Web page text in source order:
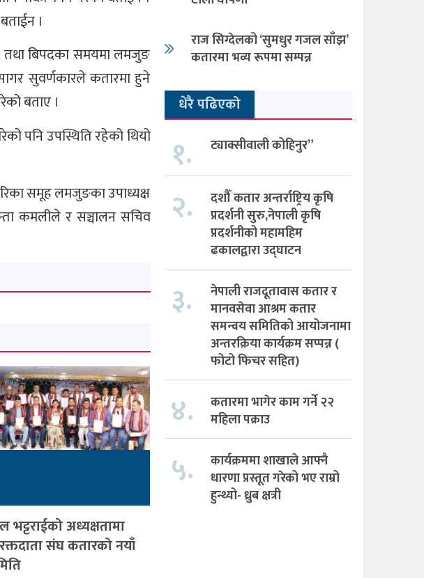
।
तथा बिपदका समयमा लमजुङ
सुवर्णकारले कतारमा हुने
बताए ।
पनि उपस्थिति रहेको थियो
समूह लमजुङका उपाध्यक्ष
कमलीले र सञ्चालन सचिव
भट्टराईको अध्यक्षतामा
संघ कतारको नयाँ
राज सिग्देलको ‘सुमधुर गजल साँझ’
कतारमा भव्य रूपमा सम्पन्न
धेरै पढिएको
१. ट्याक्सीवाली कोहिनुर”
२.
दशौँ कतार अन्तर्राष्ट्रिय कृषि
प्रदर्शनी सुरु,नेपाली कृषि
प्रदर्शनीको महामहिम
ढकालद्वारा उद्घाटन
३.
नेपाली राजदूतावास कतार र
मानवसेवा आश्रम कतार
समन्वय समितिको आयोजनामा
अन्तरक्रिया कार्यक्रम सप्पन्न (
फोटो फिचर सहित)
४.
कतारमा भागेर काम गर्ने २२
महिला पक्राउ
५.
कार्यक्रममा शाखाले आफ्नै
धारणा प्रस्तूत गरेको भए राम्रो
हुन्थ्यो- ध्रुब क्षत्री